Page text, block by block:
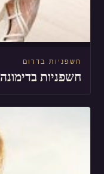
חשפניות בדרום
חשפניות בדימונה